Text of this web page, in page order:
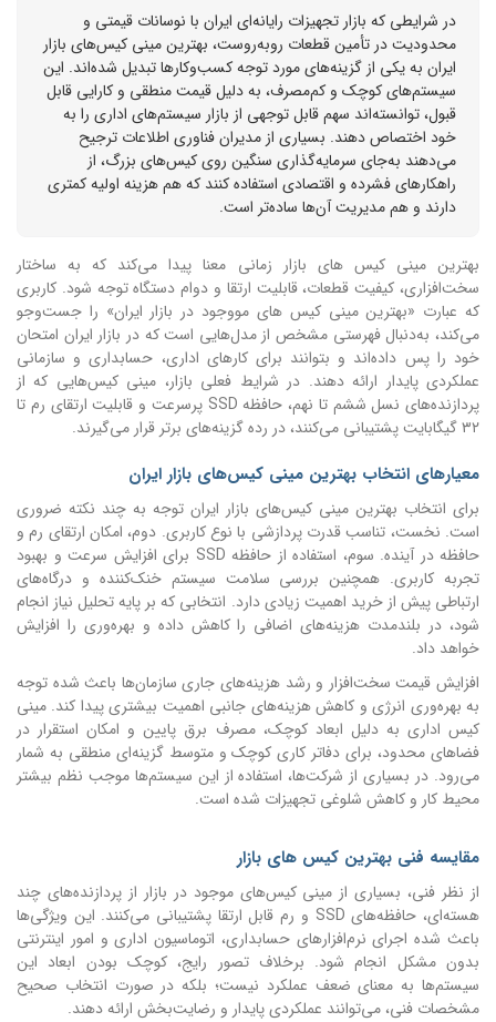
در شرایطی که بازار تجهیزات رایانه‌ای ایران با نوسانات قیمتی و
محدودیت در تأمین قطعات روبه‌روست، بهترین مینی کیس‌های بازار
ایران به یکی از گزینه‌های مورد توجه کسب‌وکارها تبدیل شده‌اند. این
سیستم‌های کوچک و کم‌مصرف، به دلیل قیمت منطقی و کارایی قابل
قبول، توانسته‌اند سهم قابل توجهی از بازار سیستم‌های اداری را به
خود اختصاص دهند. بسیاری از مدیران فناوری اطلاعات ترجیح
می‌دهند به‌جای سرمایه‌گذاری سنگین روی کیس‌های بزرگ، از
راهکارهای فشرده و اقتصادی استفاده کنند که هم هزینه اولیه کمتری
دارند و هم مدیریت آن‌ها ساده‌تر است.
بهترین مینی کیس های بازار زمانی معنا پیدا می‌کند که به ساختار
سخت‌افزاری، کیفیت قطعات، قابلیت ارتقا و دوام دستگاه توجه شود. کاربری
که عبارت «بهترین مینی کیس های مووجود در بازار ایران» را جست‌وجو
می‌کند، به‌دنبال فهرستی مشخص از مدل‌هایی است که در بازار ایران امتحان
خود را پس داده‌اند و بتوانند برای کارهای اداری، حسابداری و سازمانی
عملکردی پایدار ارائه دهند. در شرایط فعلی بازار، مینی کیس‌هایی که از
پردازنده‌های نسل ششم تا نهم، حافظه SSD پرسرعت و قابلیت ارتقای رم تا
۳۲ گیگابایت پشتیبانی می‌کنند، در رده گزینه‌های برتر قرار می‌گیرند.
معیارهای انتخاب بهترین مینی کیس‌های بازار ایران
برای انتخاب بهترین مینی کیس‌های بازار ایران توجه به چند نکته ضروری
است. نخست، تناسب قدرت پردازشی با نوع کاربری. دوم، امکان ارتقای رم و
حافظه در آینده. سوم، استفاده از حافظه SSD برای افزایش سرعت و بهبود
تجربه کاربری. همچنین بررسی سلامت سیستم خنک‌کننده و درگاه‌های
ارتباطی پیش از خرید اهمیت زیادی دارد. انتخابی که بر پایه تحلیل نیاز انجام
شود، در بلندمدت هزینه‌های اضافی را کاهش داده و بهره‌وری را افزایش
خواهد داد.
افزایش قیمت سخت‌افزار و رشد هزینه‌های جاری سازمان‌ها باعث شده توجه
به بهره‌وری انرژی و کاهش هزینه‌های جانبی اهمیت بیشتری پیدا کند. مینی
کیس اداری به دلیل ابعاد کوچک، مصرف برق پایین و امکان استقرار در
فضاهای محدود، برای دفاتر کاری کوچک و متوسط گزینه‌ای منطقی به شمار
می‌رود. در بسیاری از شرکت‌ها، استفاده از این سیستم‌ها موجب نظم بیشتر
محیط کار و کاهش شلوغی تجهیزات شده است.
مقایسه فنی بهترین کیس های بازار
از نظر فنی، بسیاری از مینی کیس‌های موجود در بازار از پردازنده‌های چند
هسته‌ای، حافظه‌های SSD و رم قابل ارتقا پشتیبانی می‌کنند. این ویژگی‌ها
باعث شده اجرای نرم‌افزارهای حسابداری، اتوماسیون اداری و امور اینترنتی
بدون مشکل انجام شود. برخلاف تصور رایج، کوچک بودن ابعاد این
سیستم‌ها به معنای ضعف عملکرد نیست؛ بلکه در صورت انتخاب صحیح
مشخصات فنی، می‌توانند عملکردی پایدار و رضایت‌بخش ارائه دهند.